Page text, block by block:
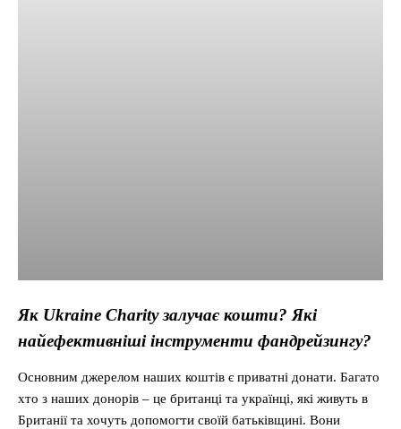
Як Ukraine Charity залучає кошти? Які
найефективніші інструменти фандрейзингу?
Основним джерелом наших коштів є приватні донати. Багато
хто з наших донорів – це британці та українці, які живуть в
Британії та хочуть допомогти своїй батьківщині. Вони